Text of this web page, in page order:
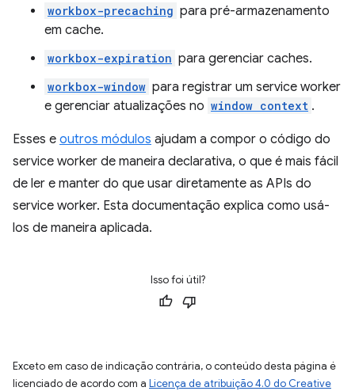
workbox-precaching para pré-armazenamento
em cache.
workbox-expiration para gerenciar caches.
workbox-window para registrar um service worker
e gerenciar atualizações no window context .
Esses e outros módulos ajudam a compor o código do
service worker de maneira declarativa, o que é mais fácil
de ler e manter do que usar diretamente as APIs do
service worker. Esta documentação explica como usá-
los de maneira aplicada.
Isso foi útil?
Exceto em caso de indicação contrária, o conteúdo desta página é
licenciado de acordo com a Licença de atribuição 4.0 do Creative